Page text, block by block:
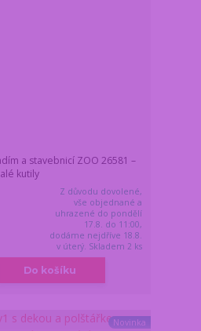
a stavebnicí ZOO 26581 –
kutily
Z důvodu dovolené,
vše objednané a
uhrazené do pondělí
17.8. do 11:00,
dodáme nejdříve 18.8.
v úterý. Skladem 2 ks
Do košíku
Novinka